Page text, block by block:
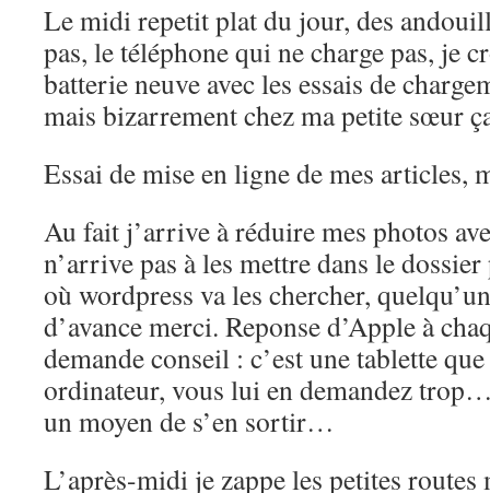
Le midi repetit plat du jour, des
pas, le téléphone qui ne charge pas, je
batterie neuve avec les essais de
mais bizarrement chez ma petite sœur
Essai de mise en ligne de mes articles,
Au fait j’arrive à réduire mes photos
n’arrive pas à les mettre dans le
où wordpress va les chercher,
d’avance merci. Reponse d’Apple à
demande conseil : c’est une tablette
ordinateur, vous lui en demandez
un moyen de s’en sortir…
L’après-midi je zappe les petites routes